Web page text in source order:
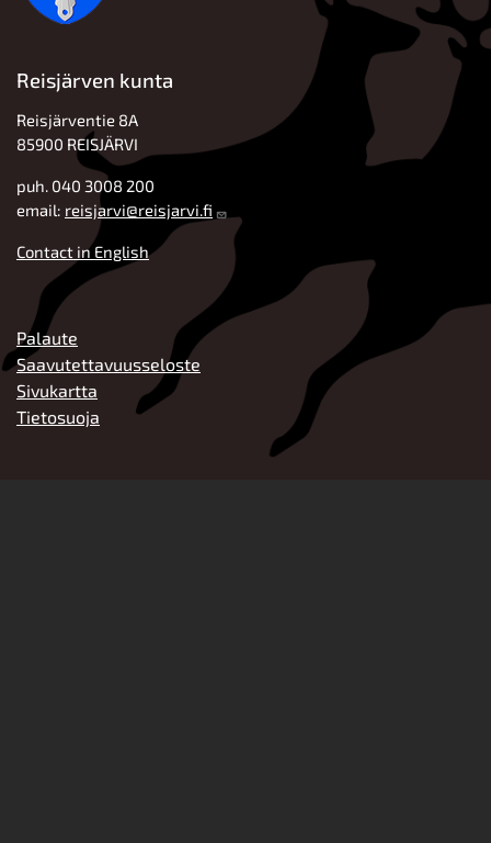
Reisjärven kunta
Reisjärventie 8A
85900 REISJÄRVI
puh. 040 3008 200
email: reisjarvi@reisjarvi.fi
Contact in English
ALATUNNISTE
Palaute
Saavutettavuusseloste
Sivukartta
Tietosuoja